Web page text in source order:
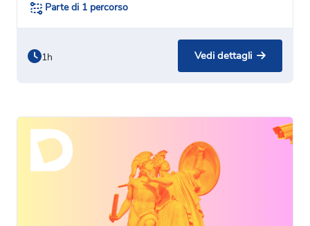
Parte di 1 percorso
1h Vedi dettagli